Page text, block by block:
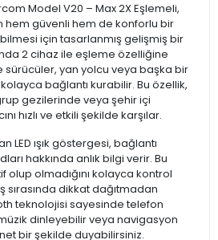
Model V20 – Max 2X Eşlemeli,
hem güvenli hem de konforlu bir
için tasarlanmış gelişmiş bir
2 cihaz ile eşleme özelliğine
sürücüler, yan yolcu veya başka bir
bağlantı kurabilir. Bu özellik,
gezilerinde veya şehir içi
hızlı ve etkili şekilde karşılar.
LED ışık göstergesi, bağlantı
hakkında anlık bilgi verir. Bu
olmadığını kolayca kontrol
dikkat dağıtmadan
teknolojisi sayesinde telefon
dinleyebilir veya navigasyon
bir şekilde duyabilirsiniz.